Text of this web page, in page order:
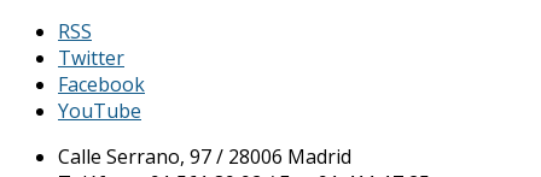
RSS
Twitter
Facebook
YouTube
Calle Serrano, 97 / 28006 Madrid